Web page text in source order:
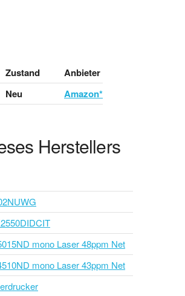
Zustand
Anbieter
Neu Amazon*
Herstellers
mono Laser 48ppm Net
mono Laser 43ppm Net